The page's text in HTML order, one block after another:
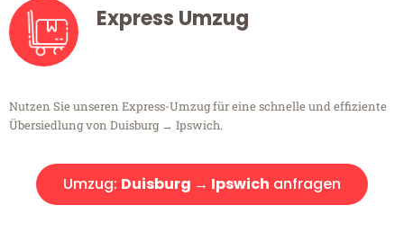
Express Umzug
Nutzen Sie unseren Express-Umzug für eine schnelle und effiziente
Übersiedlung von Duisburg → Ipswich.
Umzug: Duisburg → Ipswich anfragen